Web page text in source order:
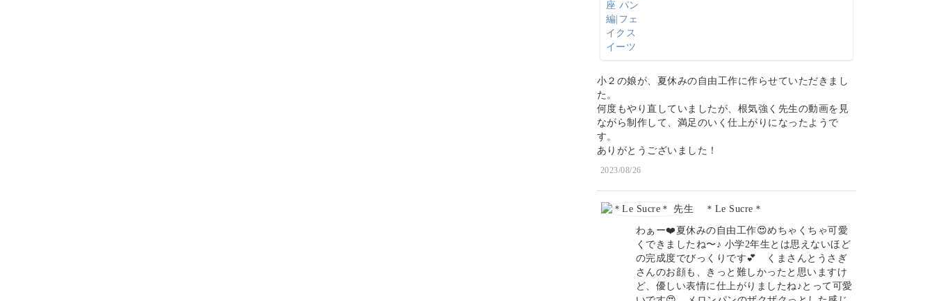
小２の娘が、夏休みの自由工作に作らせていただきまし
た。
何度もやり直していましたが、根気強く先生の動画を見
ながら制作して、満足のいく仕上がりになったようで
す。
ありがとうございました！
2023/08/26
＊Le Sucre＊
わぁー❤️夏休みの自由工作😍めちゃくちゃ可愛
くできましたね〜♪ 小学2年生とは思えないほど
の完成度でびっくりです💕 くまさんとうさぎ
さんのお顔も、きっと難しかったと思いますけ
ど、優しい表情に仕上がりましたね♪とって可愛